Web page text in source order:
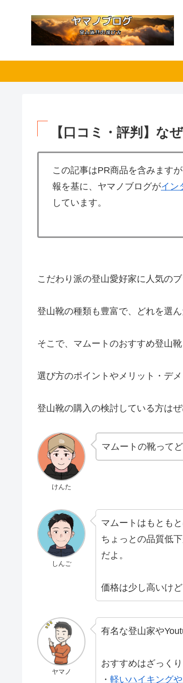
【口コミ・評判】な
この記事はPR商品を含みますが
報を基に、ヤマノブログがイン
しています。
こだわり派の登山愛好家に人気の
登山靴の種類も豊富で、どれを選
そこで、マムートのおすすめ登山靴
選び方のポイントやメリット・デ
登山靴の購入の検討している方は
けんた
マムートの靴って
しんご
マムートはもとも
ちょっとの品質低
だよ。
価格は少し高いけ
ヤマノ
有名な登山家や
おすすめはざっく
・ 軽いハイキング